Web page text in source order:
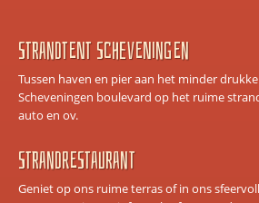
Strandtent scheveningen
Tussen haven en pier aan het minder
Scheveningen boulevard op het ruime
auto en ov.
Strandrestaurant
Geniet op ons ruime terras of in ons